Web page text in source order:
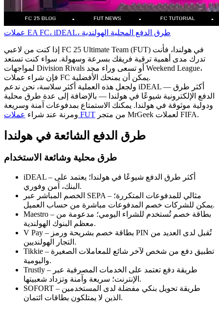
عملات EA FC، iDEAL، طرق الدفع المحلية الهولندية
إذا كنت من لاعبي FC 25 Ultimate Team (FUT) في هولندا، فأنت
تدرك مدى أهمية ترقية فريقك بسرعة وسهولة. سواء كنت تستعد
لمواجهات Division Rivals أو تسعى وراء مجد Weekend League،
فإن شراء عملات FC يمكن أن يمنحك الأفضلية.
ولجعل هذه العملية أكثر سلاسة، نحن ندعم iDEAL — أكثر طرق
الدفع الإلكترونية شيوعًا في هولندا — بالإضافة إلى عدة طرق محلية
ودولية موثوقة في هولندا. يمكنك الاستمتاع بمدفوعات آمنة وسريعة
ومرنة عند شراء عملات FUT من متجر MrGeek لعملات FIFA.
طرق الدفع الشائعة في هولندا
طرق محلية وشائعة الاستخدام
iDEAL – أكثر طرق الدفع شيوعًا في هولندا؛ يعتمد على
البنك، آمن وفوري.
الخصم المباشر عبر SEPA – مثالي للمدفوعات المتكررة؛
يمكن للشركات خصم المدفوعات مباشرة من حساب العميل.
Maestro – بطاقة خصم تُستخدم للشراء اليومي؛ مدعومة من
معظم البنوك الهولندية.
V Pay – بطاقة خصم بشريحة ورمز PIN تُقبل لدى العديد من
التجار الهولنديين.
Tikkie – تطبيق دفع من شخص لآخر شائع للمعاملات الصغيرة
واليومية.
Trustly – طريقة دفع تعتمد على الخدمات المصرفية عبر
الإنترنت؛ سريعة وآمنة وتزداد شعبيتها.
SOFORT – طريقة تحويل بنكي مفضلة لدى المستخدمين
الذين لا يمتلكون بطاقات ائتمان.